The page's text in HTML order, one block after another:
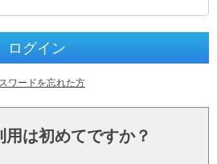
ログイン
ワードを忘れた方
は初めてですか？